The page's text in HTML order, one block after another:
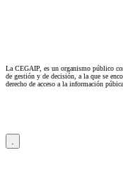
La CEGAIP, es un organismo público
de gestión y de decisión, a la que se
derecho de acceso a la información púbica.